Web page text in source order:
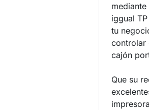
iggual
tu
controlar
cajón
Que su